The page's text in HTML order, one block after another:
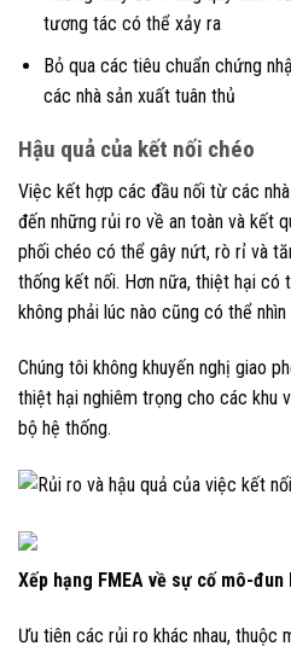
tương tác có thể xảy ra
Bỏ qua các tiêu chuẩn chứng
các nhà sản xuất tuân thủ
Hậu quả của kết nối chéo
Việc kết hợp các đầu nối từ các
đến những rủi ro về an toàn và kết
phối chéo có thể gây nứt, rò rỉ và
thống kết nối. Hơn nữa, thiệt hại có
không phải lúc nào cũng có thể
Chúng tôi không khuyến nghị giao
thiệt hại nghiêm trọng cho các khu
bộ hệ thống.
Xếp hạng FMEA về sự cố mô-đun
Ưu tiên các rủi ro khác nhau, thuộc